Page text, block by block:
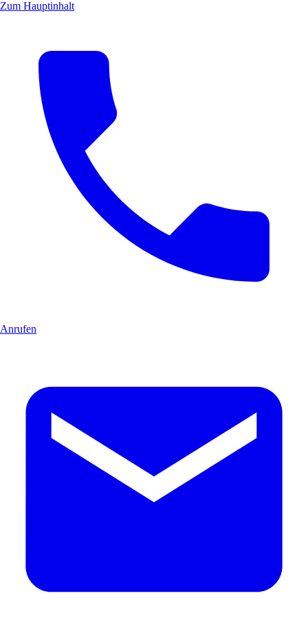
Zum Hauptinhalt
Anrufen